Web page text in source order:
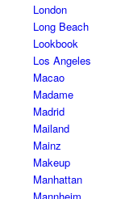
London
Long Beach
Lookbook
Los Angeles
Macao
Madame
Madrid
Mailand
Mainz
Makeup
Manhattan
Mannheim